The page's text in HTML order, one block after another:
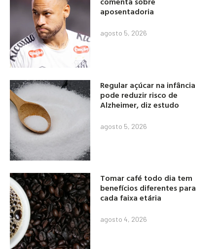
aposentadoria
agosto 5, 2026
Regular açúcar na infância
pode reduzir risco de
Alzheimer, diz estudo
agosto 5, 2026
Tomar café todo dia tem
benefícios diferentes para
cada faixa etária
agosto 4, 2026